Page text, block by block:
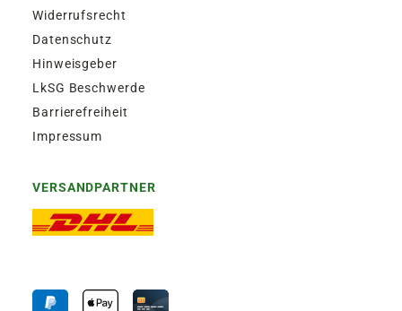
Widerrufsrecht
Datenschutz
Hinweisgeber
LkSG Beschwerde
Barrierefreiheit
Impressum
VERSANDPARTNER